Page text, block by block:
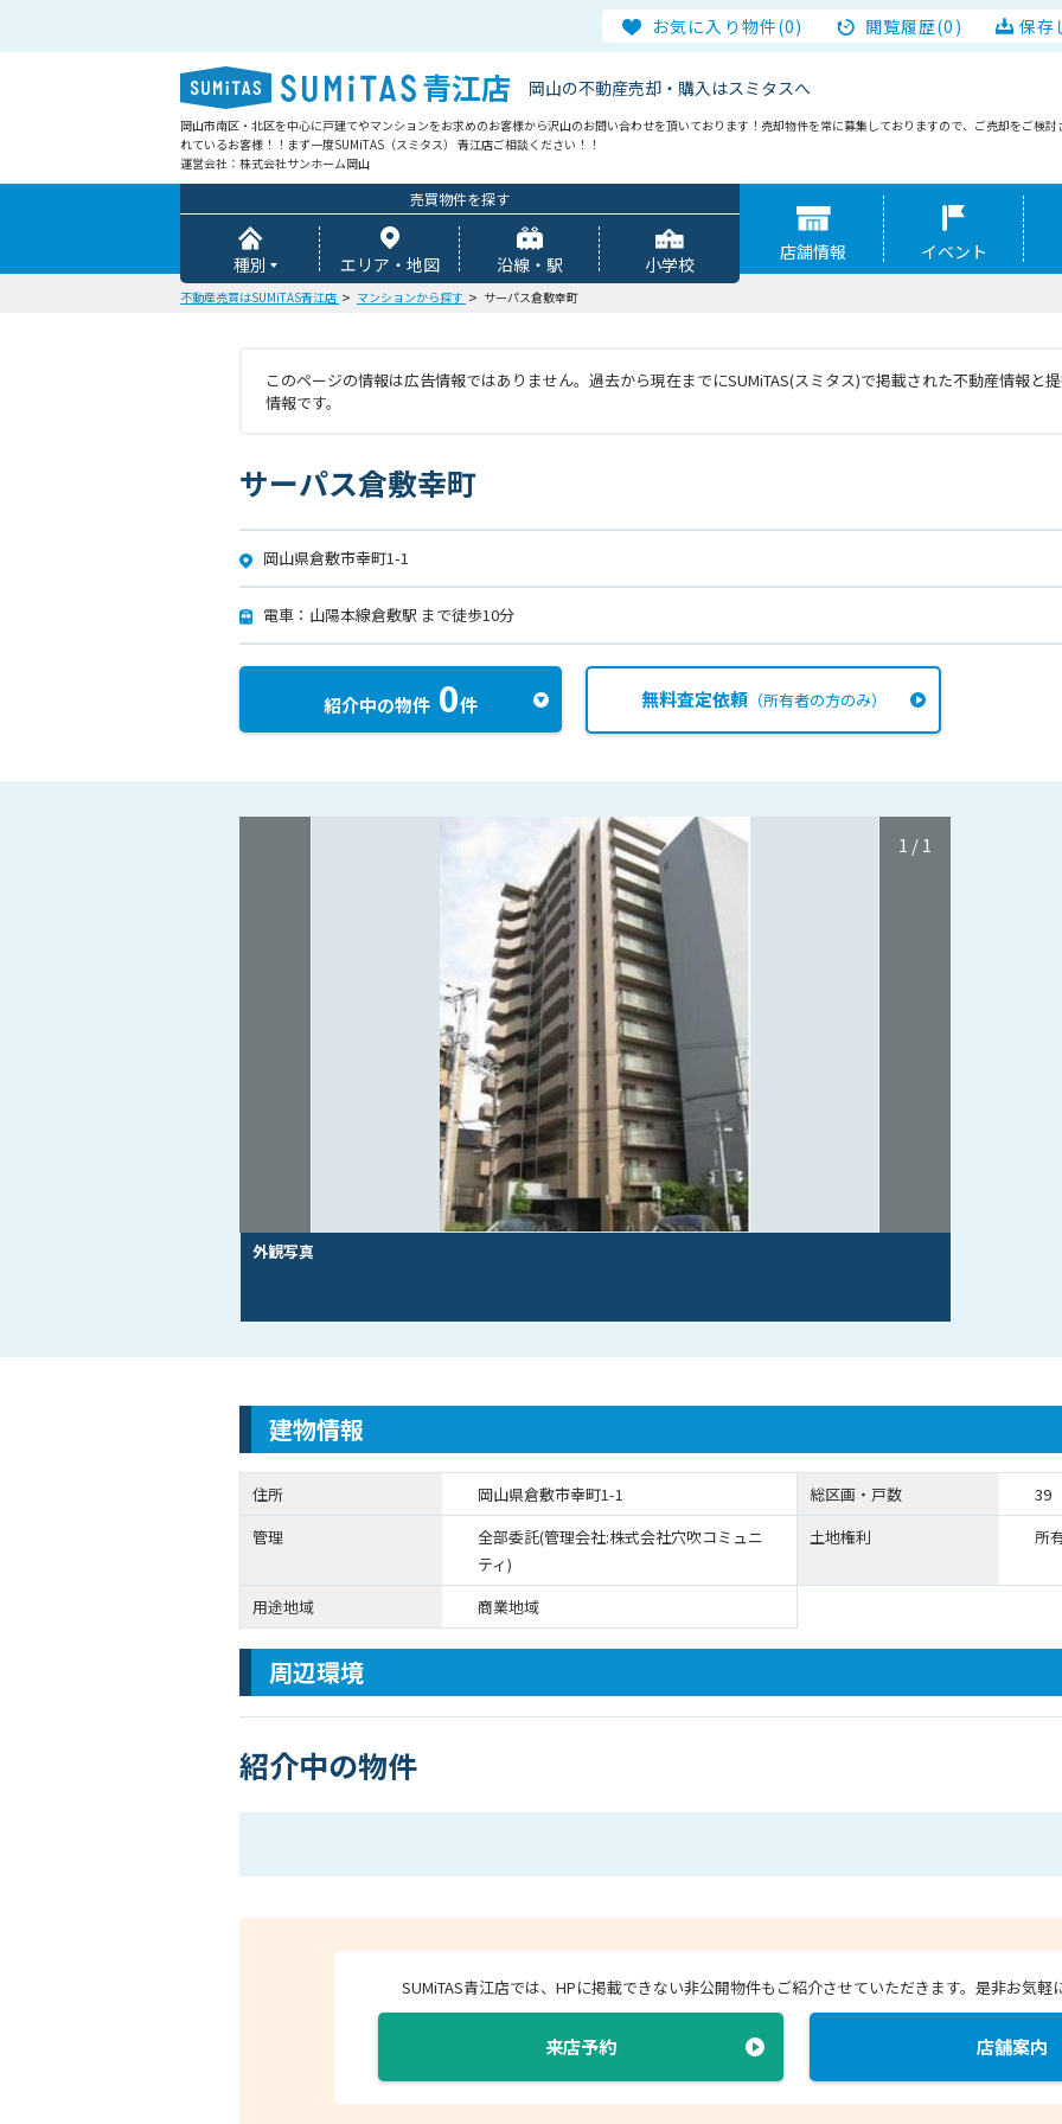
お気に入り物件(0) 閲覧履歴(0) 保存
青江店 岡山の不動産売却・購入はスミタスへ
岡山市南区・北区を中心に戸建てやマンションをお求めのお客様から沢山のお問い合わせを頂いております！売却物件を常に募集しておりますので、ご売却をご検討
れているお客様！！まず一度SUMiTAS（スミタス） 青江店ご相談ください！！
運営会社：株式会社サンホーム岡山
売買物件を探す
種別 エリア・地図 沿線・駅 小学校
店舗情報 イベント
不動産売買はSUMiTAS青江店 マンションから探す サーパス倉敷幸町
このページの情報は広告情報ではありません。過去から現在までにSUMiTAS(スミタス)で掲載された不動産情報と
情報です。
サーパス倉敷幸町
外観写真
1 /1
岡山県倉敷市幸町1-1
電車：山陽本線倉敷駅 まで徒歩10分
紹介中の物件 0件 無料査定依頼（所有者の方のみ）
建物情報
住所 岡山県倉敷市幸町1-1 総区画・戸数
39
管理
全部委託(管理会社:株式会社穴吹コミュニ
ティ)
土地権利 所
用途地域 商業地域
周辺環境
紹介中の物件
SUMiTAS青江店では、HPに掲載できない非公開物件もご紹介させていただきます。 是非お気軽
来店予約 店舗案内